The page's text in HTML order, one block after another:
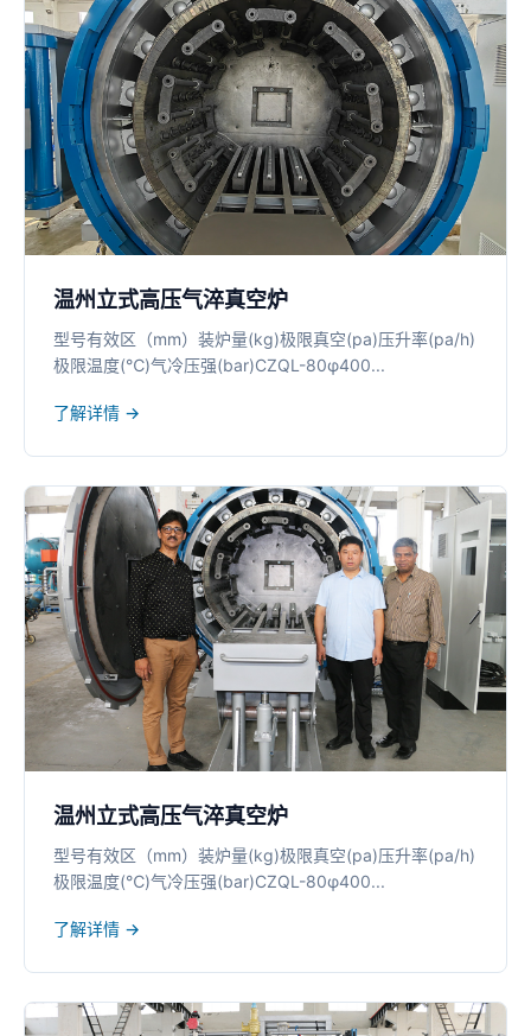
温州立式高压气淬真空炉
型号有效区（mm）装炉量(kg)极限真空(pa)压升率(pa/h)
极限温度(℃)气冷压强(bar)CZQL-80φ400...
了解详情 →
温州立式高压气淬真空炉
型号有效区（mm）装炉量(kg)极限真空(pa)压升率(pa/h)
极限温度(℃)气冷压强(bar)CZQL-80φ400...
了解详情 →